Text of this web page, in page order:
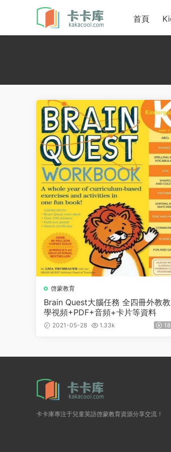
首頁
啓蒙教育
Brain Quest大腦任務 全四冊外教教
學視頻+PDF+音頻+卡片等資料
2021-05-28 1.33k 18
卡卡庫專注于兒童英語啓蒙教育資源分享交流！